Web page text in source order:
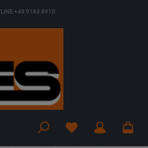
+49 9163 8910